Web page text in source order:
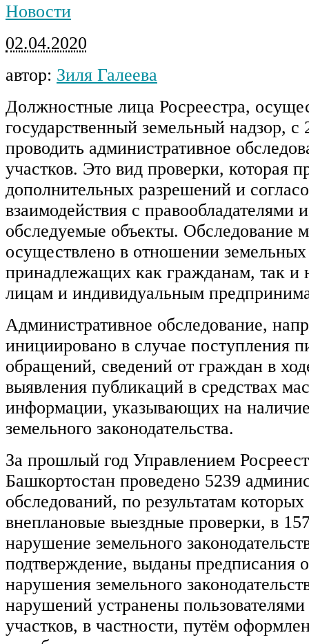
Новости
02.04.2020
автор: Зиля Галеева
Должностные лица Росреестра,
государственный земельный надзор, с
проводить административное
участков. Это вид проверки, которая
дополнительных разрешений и
взаимодействия с правообладателями
обследуемые объекты. Обследование
осуществлено в отношении земельных
принадлежащих как гражданам, так и
лицам и индивидуальным
Административное обследование,
инициировано в случае поступления
обращений, сведений от граждан в
выявления публикаций в средствах
информации, указывающих на
земельного законодательства.
За прошлый год Управлением
Башкортостан проведено 5239
обследований, по результатам
внеплановые выездные проверки, в
нарушение земельного
подтверждение, выданы предписания
нарушения земельного
нарушений устранены
участков, в частности, путём